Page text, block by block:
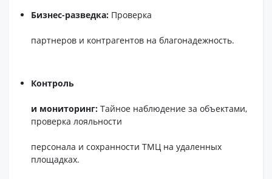
Бизнес-разведка: Проверка
партнеров и контрагентов на благонадежность.
Контроль
и мониторинг: Тайное наблюдение за объектами,
проверка лояльности
персонала и сохранности ТМЦ на удаленных
площадках.